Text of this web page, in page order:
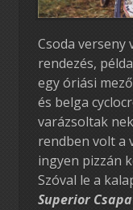
Csoda verseny
rendezés,
egy óriási
és belga
varázsoltak
rendben volt a
ingyen pizzán
Szóval le a
Superior